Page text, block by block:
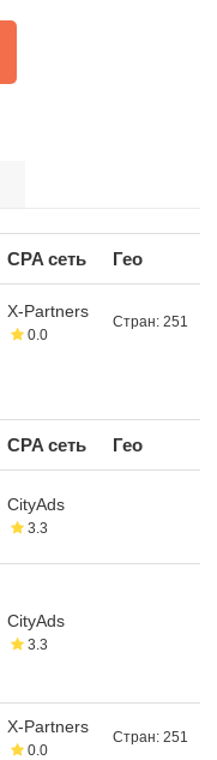
CPA сеть Гео
X-Partners
0.0
Стран: 251
CPA сеть Гео
CityAds
3.3
CityAds
3.3
X-Partners
0.0
Стран: 251